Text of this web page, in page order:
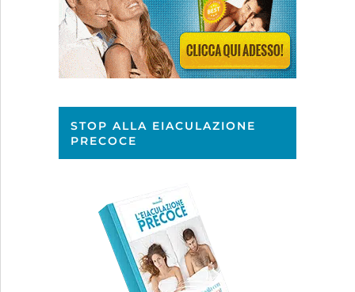
STOP ALLA EIACULAZIONE
PRECOCE